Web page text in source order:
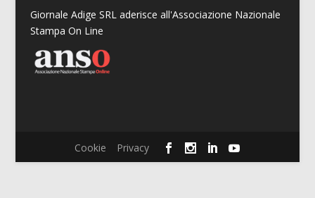
Giornale Adige SRL aderisce all'Associazione Nazionale
Stampa On Line
Cookie Privacy